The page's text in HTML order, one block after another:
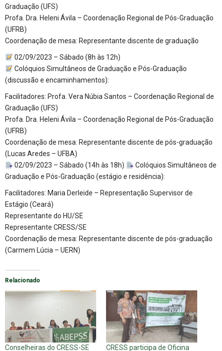
Graduação (UFS)
Profa. Dra. Heleni Ávila – Coordenação Regional de Pós-Graduação
(UFRB)
Coordenação de mesa: Representante discente de graduação
02/09/2023 – Sábado (8h às 12h)
Colóquios Simultâneos de Graduação e Pós-Graduação
(discussão e encaminhamentos):
Facilitadores: Profa. Vera Núbia Santos – Coordenação Regional de
Graduação (UFS)
Profa. Dra. Heleni Ávila – Coordenação Regional de Pós-Graduação
(UFRB)
Coordenação de mesa: Representante discente de pós-graduação
(Lucas Aredes – UFBA)
02/09/2023 – Sábado (14h às 18h)
Colóquios Simultâneos de
Graduação e Pós-Graduação (estágio e residência):
Facilitadores: Maria Derleide – Representação Supervisor de
Estágio (Ceará)
Representante do HU/SE
Representante CRESS/SE
Coordenação de mesa: Representante discente de pós-graduação
(Carmem Lúcia – UERN)
Relacionado
Conselheiras do CRESS-SE CRESS participa de Oficina